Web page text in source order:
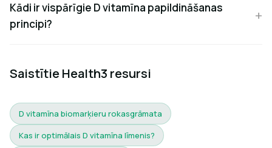
Kādi ir vispārīgie D vitamīna papildināšanas
principi?
Saistītie Health3 resursi
D vitamīna biomarķieru rokasgrāmata
Kas ir optimālais D vitamīna līmenis?